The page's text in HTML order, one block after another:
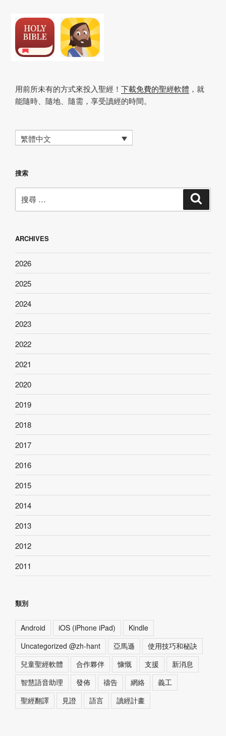
用前所未有的方式來投入聖經！ 下載免費的聖經軟體 ，就
能隨時、隨地、隨需，享受讀經的時間。
繁體中文
搜索
尋：
ARCHIVES
2026
2025
2024
2023
2022
2021
2020
2019
2018
2017
2016
2015
2014
2013
2012
2011
類別
Android iOS (iPhone iPad)
Kindle
Uncategorized @zh-hant
亞馬遜
使用技巧和秘訣
兒童聖經軟體
合作夥伴 慷慨 支援
新消息
智慧語音助理
發佈 禱告 網絡
義工
聖經翻譯
見證 語言 讀經計畫